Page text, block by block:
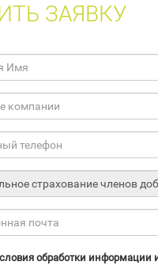
ЗАЯВКУ
обработки информации